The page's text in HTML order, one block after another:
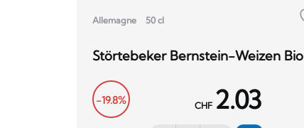
Allemagne 50 cl
Störtebeker Bernstein-Weizen Bio
-19.8% CHF 2.03